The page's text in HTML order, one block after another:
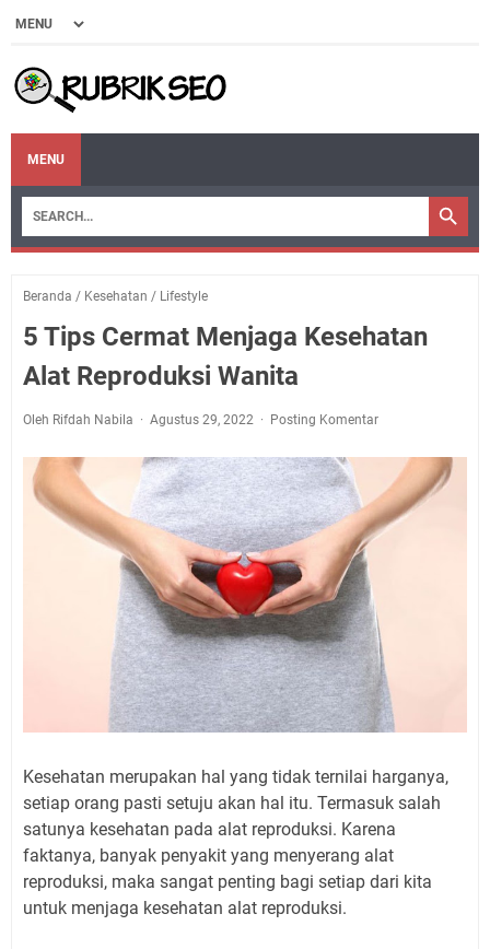
MENU
Beranda / Kesehatan / Lifestyle
5 Tips Cermat Menjaga Kesehatan
Alat Reproduksi Wanita
Oleh Rifdah Nabila Agustus 29, 2022 Posting Komentar
Kesehatan merupakan hal yang tidak ternilai harganya,
setiap orang pasti setuju akan hal itu. Termasuk salah
satunya kesehatan pada alat reproduksi. Karena
faktanya, banyak penyakit yang menyerang alat
reproduksi, maka sangat penting bagi setiap dari kita
untuk menjaga kesehatan alat reproduksi.